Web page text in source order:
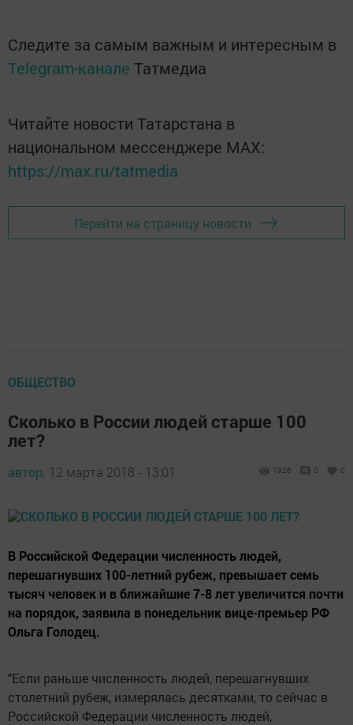
Следите за самым важным и интересным в
Telegram-канале Татмедиа
Читайте новости Татарстана в
национальном мессенджере MАХ:
https://max.ru/tatmedia
Перейти на страницу новости
ОБЩЕСТВО
Сколько в России людей старше 100
лет?
автор, 12 марта 2018 - 13:01 1926 0 0
В Российской Федерации численность людей,
перешагнувших 100-летний рубеж, превышает семь
тысяч человек и в ближайшие 7-8 лет увеличится почти
на порядок, заявила в понедельник вице-премьер РФ
Ольга Голодец.
"Если раньше численность людей, перешагнувших
столетний рубеж, измерялась десятками, то сейчас в
Российской Федерации численность людей,